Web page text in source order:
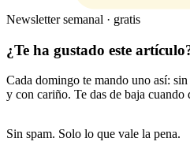
Newsletter semanal · gratis
¿Te ha gustado este
Cada domingo te mando uno así:
y con cariño. Te das de baja cuando
Sin spam. Solo lo que vale la pena.